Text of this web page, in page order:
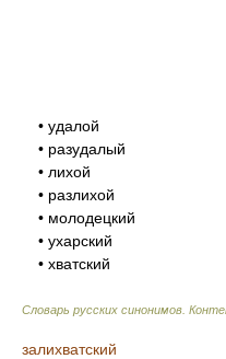
• удалой
• разудалый
• лихой
• разлихой
• молодецкий
• ухарский
• хватский
Словарь русских синонимов.
залихватский